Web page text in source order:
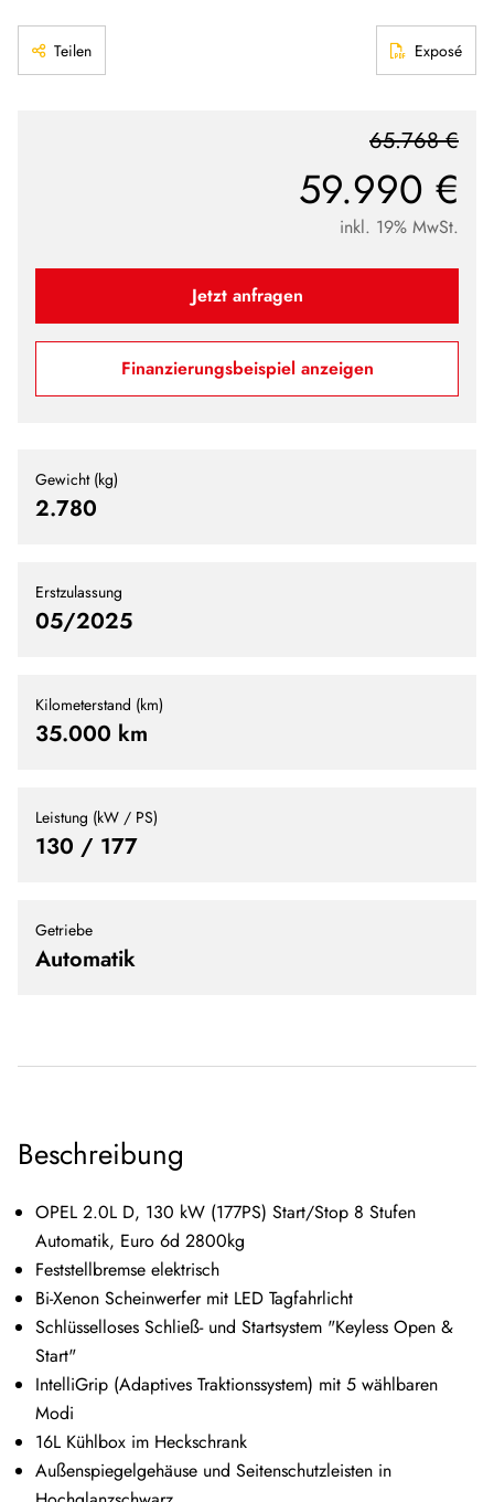
Teilen Exposé
59.990 €
65.768 €
inkl. 19% MwSt.
Jetzt anfragen
Finanzierungsbeispiel anzeigen
Gewicht (kg)
2.780
Erstzulassung
05/2025
Kilometerstand (km)
35.000 km
Leistung (kW / PS)
130 / 177
Getriebe
Automatik
Beschreibung
OPEL 2.0L D, 130 kW (177PS) Start/Stop 8 Stufen
Automatik, Euro 6d 2800kg
Feststellbremse elektrisch
Bi-Xenon Scheinwerfer mit LED Tagfahrlicht
Schlüsselloses Schließ- und Startsystem "Keyless Open &
Start"
IntelliGrip (Adaptives Traktionssystem) mit 5 wählbaren
Modi
16L Kühlbox im Heckschrank
Außenspiegelgehäuse und Seitenschutzleisten in